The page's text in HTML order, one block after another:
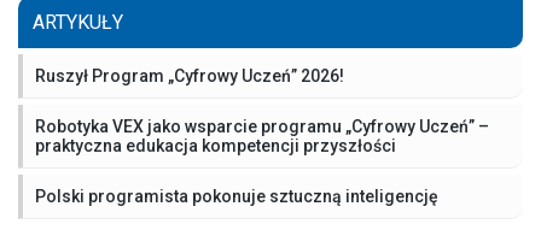
ARTYKUŁY
Ruszył Program „Cyfrowy Uczeń” 2026!
Robotyka VEX jako wsparcie programu „Cyfrowy Uczeń” –
praktyczna edukacja kompetencji przyszłości
Polski programista pokonuje sztuczną inteligencję